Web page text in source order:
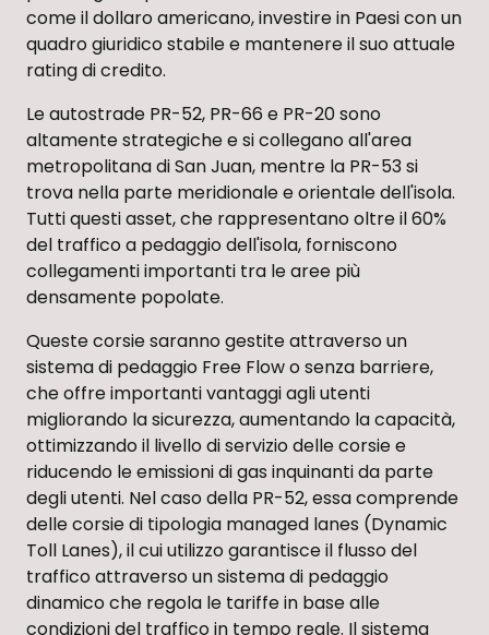
come il dollaro americano, investire in Paesi con un
quadro giuridico stabile e mantenere il suo attuale
rating di credito.
Le autostrade PR-52, PR-66 e PR-20 sono
altamente strategiche e si collegano all'area
metropolitana di San Juan, mentre la PR-53 si
trova nella parte meridionale e orientale dell'isola.
Tutti questi asset, che rappresentano oltre il 60%
del traffico a pedaggio dell'isola, forniscono
collegamenti importanti tra le aree più
densamente popolate.
Queste corsie saranno gestite attraverso un
sistema di pedaggio Free Flow o senza barriere,
che offre importanti vantaggi agli utenti
migliorando la sicurezza, aumentando la capacità,
ottimizzando il livello di servizio delle corsie e
riducendo le emissioni di gas inquinanti da parte
degli utenti. Nel caso della PR-52, essa comprende
delle corsie di tipologia managed lanes (Dynamic
Toll Lanes), il cui utilizzo garantisce il flusso del
traffico attraverso un sistema di pedaggio
dinamico che regola le tariffe in base alle
condizioni del traffico in tempo reale. Il sistema